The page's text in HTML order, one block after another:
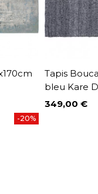
-20%
Tapis
bleu Kare
Prix
349,00 €